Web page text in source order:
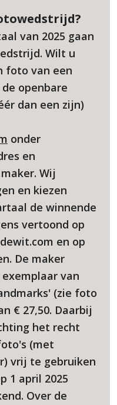
van 2025 gaan
Wilt u
foto van een
openbare
dan een zijn)
onder
en
Wij
en kiezen
de winnende
vertoond op
en op
De maker
van
(zie foto
€ 27,50. Daarbij
het recht
(met
vrij te gebruiken
1 april 2025
Over de